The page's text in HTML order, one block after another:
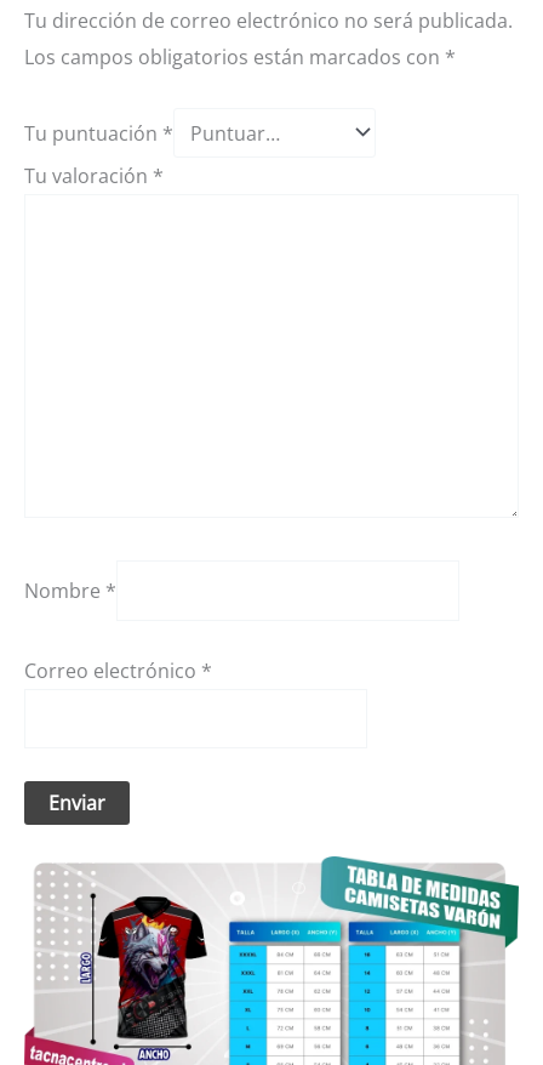
Tu dirección de correo electrónico no será publicada.
Los campos obligatorios están marcados con *
Tu puntuación *
Tu valoración *
Nombre *
Correo electrónico *